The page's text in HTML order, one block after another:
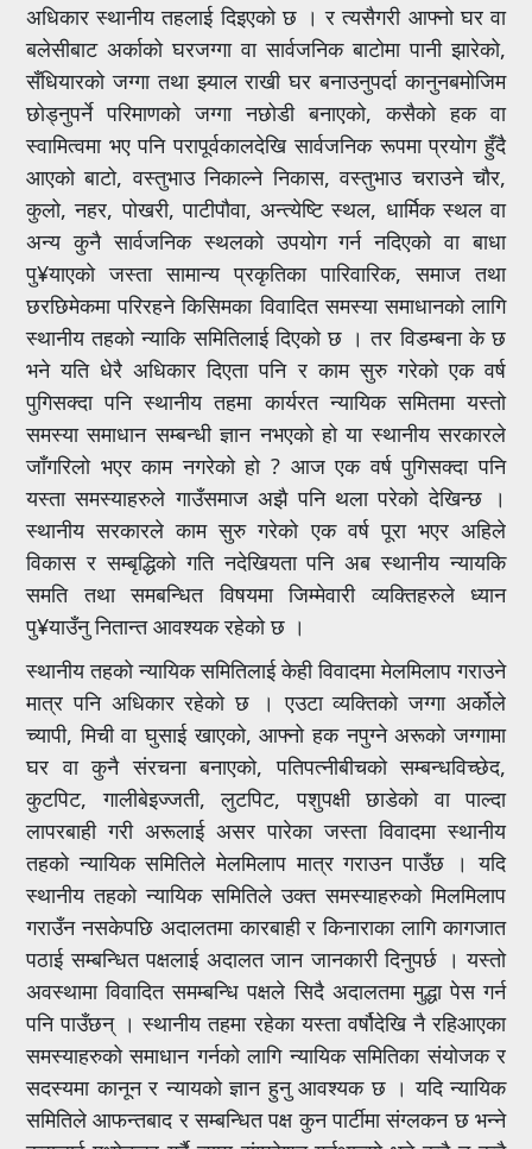
अधिकार स्थानीय तहलाई दिइएको छ । र त्यसैगरी आफ्नो घर वा
बलेसीबाट अर्काको घरजग्गा वा सार्वजनिक बाटोमा पानी झारेको,
सँधियारको जग्गा तथा झ्याल राखी घर बनाउनुपर्दा कानुनबमोजिम
छोड्नुपर्ने परिमाणको जग्गा नछोडी बनाएको, कसैको हक वा
स्वामित्वमा भए पनि परापूर्वकालदेखि सार्वजनिक रूपमा प्रयोग हुँदै
आएको बाटो, वस्तुभाउ निकाल्ने निकास, वस्तुभाउ चराउने चौर,
कुलो, नहर, पोखरी, पाटीपौवा, अन्त्येष्टि स्थल, धार्मिक स्थल वा
अन्य कुनै सार्वजनिक स्थलको उपयोग गर्न नदिएको वा बाधा
पु¥याएको जस्ता सामान्य प्रकृतिका पारिवारिक, समाज तथा
छरछिमेकमा परिरहने किसिमका विवादित समस्या समाधानको लागि
स्थानीय तहको न्याकि समितिलाई दिएको छ । तर विडम्बना के छ
भने यति धेरै अधिकार दिएता पनि र काम सुरु गरेको एक वर्ष
पुगिसक्दा पनि स्थानीय तहमा कार्यरत न्यायिक समितमा यस्तो
समस्या समाधान सम्बन्धी ज्ञान नभएको हो या स्थानीय सरकारले
जाँगरिलो भएर काम नगरेको हो ? आज एक वर्ष पुगिसक्दा पनि
यस्ता समस्याहरुले गाउँसमाज अझै पनि थला परेको देखिन्छ ।
स्थानीय सरकारले काम सुरु गरेको एक वर्ष पूरा भएर अहिले
विकास र सम्बृद्धिको गति नदेखियता पनि अब स्थानीय न्यायकि
समति तथा समबन्धित विषयमा जिम्मेवारी व्यक्तिहरुले ध्यान
पु¥याउँनु नितान्त आवश्यक रहेको छ ।
स्थानीय तहको न्यायिक समितिलाई केही विवादमा मेलमिलाप गराउने
मात्र पनि अधिकार रहेको छ । एउटा व्यक्तिको जग्गा अर्कोले
च्यापी, मिची वा घुसाई खाएको, आफ्नो हक नपुग्ने अरूको जग्गामा
घर वा कुनै संरचना बनाएको, पतिपत्नीबीचको सम्बन्धविच्छेद,
कुटपिट, गालीबेइज्जती, लुटपिट, पशुपक्षी छाडेको वा पाल्दा
लापरबाही गरी अरूलाई असर पारेका जस्ता विवादमा स्थानीय
तहको न्यायिक समितिले मेलमिलाप मात्र गराउन पाउँछ । यदि
स्थानीय तहको न्यायिक समितिले उक्त समस्याहरुको मिलमिलाप
गराउँन नसकेपछि अदालतमा कारबाही र किनाराका लागि कागजात
पठाई सम्बन्धित पक्षलाई अदालत जान जानकारी दिनुपर्छ । यस्तो
अवस्थामा विवादित समम्बन्धि पक्षले सिदै अदालतमा मुद्धा पेस गर्न
पनि पाउँछन् । स्थानीय तहमा रहेका यस्ता वर्षौदेखि नै रहिआएका
समस्याहरुको समाधान गर्नको लागि न्यायिक समितिका संयोजक र
सदस्यमा कानून र न्यायको ज्ञान हुनु आवश्यक छ । यदि न्यायिक
समितिले आफन्तबाद र सम्बन्धित पक्ष कुन पार्टीमा संग्लकन छ भन्ने